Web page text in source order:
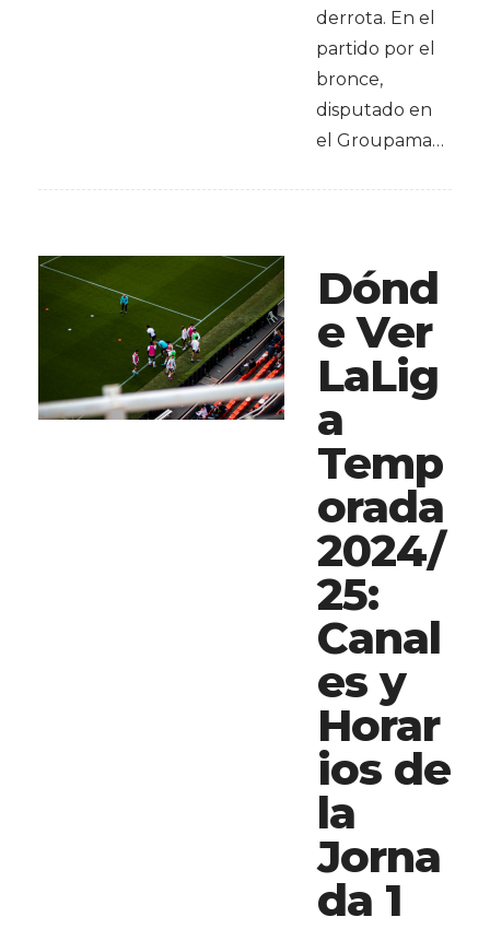
derrota. En el
partido por el
bronce,
disputado en
el Groupama…
Dónd
e Ver
LaLig
a
Temp
orada
2024/
25:
Canal
es y
Horar
ios de
la
Jorna
da 1